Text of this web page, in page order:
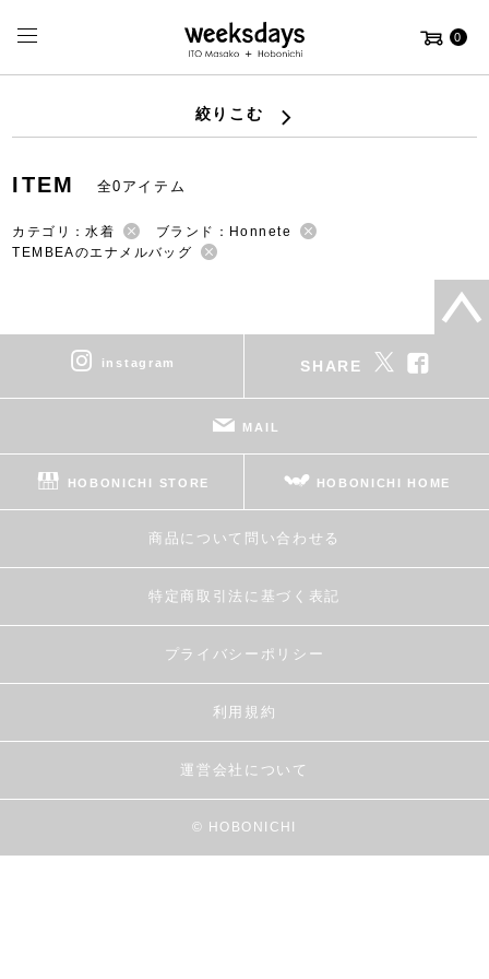
0
絞りこむ
ITEM 全0アイテム
カテゴリ：水着
ブランド：Honnete
TEMBEAのエナメルバッグ
instagram SHARE
MAIL
HOBONICHI STORE HOBONICHI HOME
商品について問い合わせる
特定商取引法に基づく表記
プライバシーポリシー
利用規約
運営会社について
© HOBONICHI